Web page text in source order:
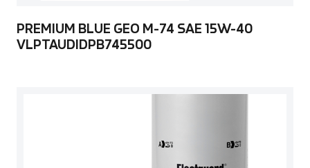
PREMIUM BLUE GEO M-74 SAE 15W-40
VLPTAUDIDPB745500